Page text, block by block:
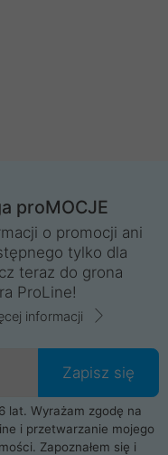
proMOCJE
o promocji ani
tylko dla
teraz do grona
ProLine!
informacji
Zapisz się
lat. Wyrażam zgodę na
i przetwarzanie mojego
Zapoznałem się i